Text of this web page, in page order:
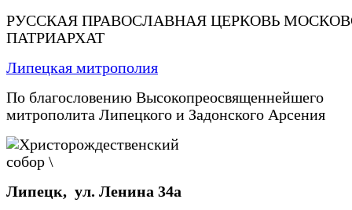
РУССКАЯ ПРАВОСЛАВНАЯ ЦЕРКОВЬ
ПАТРИАРХАТ
Липецкая митрополия
По благословению Высокопреосвященнейшего
митрополита Липецкого и Задонского Арсения
Липецк, ул. Ленина 34а